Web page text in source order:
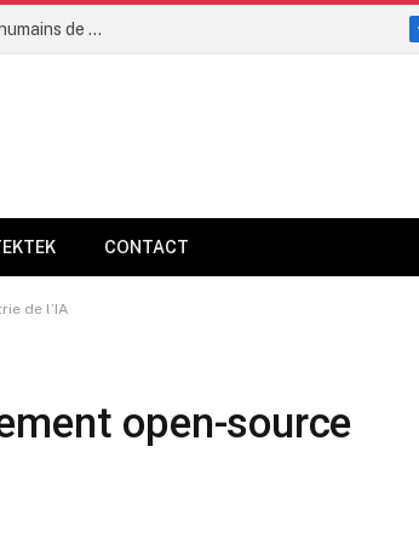
L’intelligence artificielle permettra-t-elle vraiment aux humains de vivre jusqu’à 160 ans dès 2035 ?
CONTACT
de l’IA
open-source